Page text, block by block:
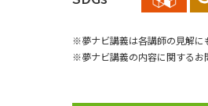
※夢ナビ講義は各講師の見解に
※夢ナビ講義の内容に関するお